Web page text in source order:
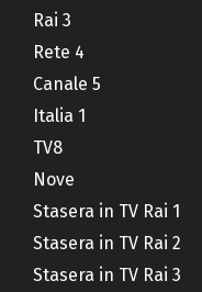
Rai 3
Rete 4
Canale 5
Italia 1
TV8
Nove
Stasera in TV Rai 1
Stasera in TV Rai 2
Stasera in TV Rai 3